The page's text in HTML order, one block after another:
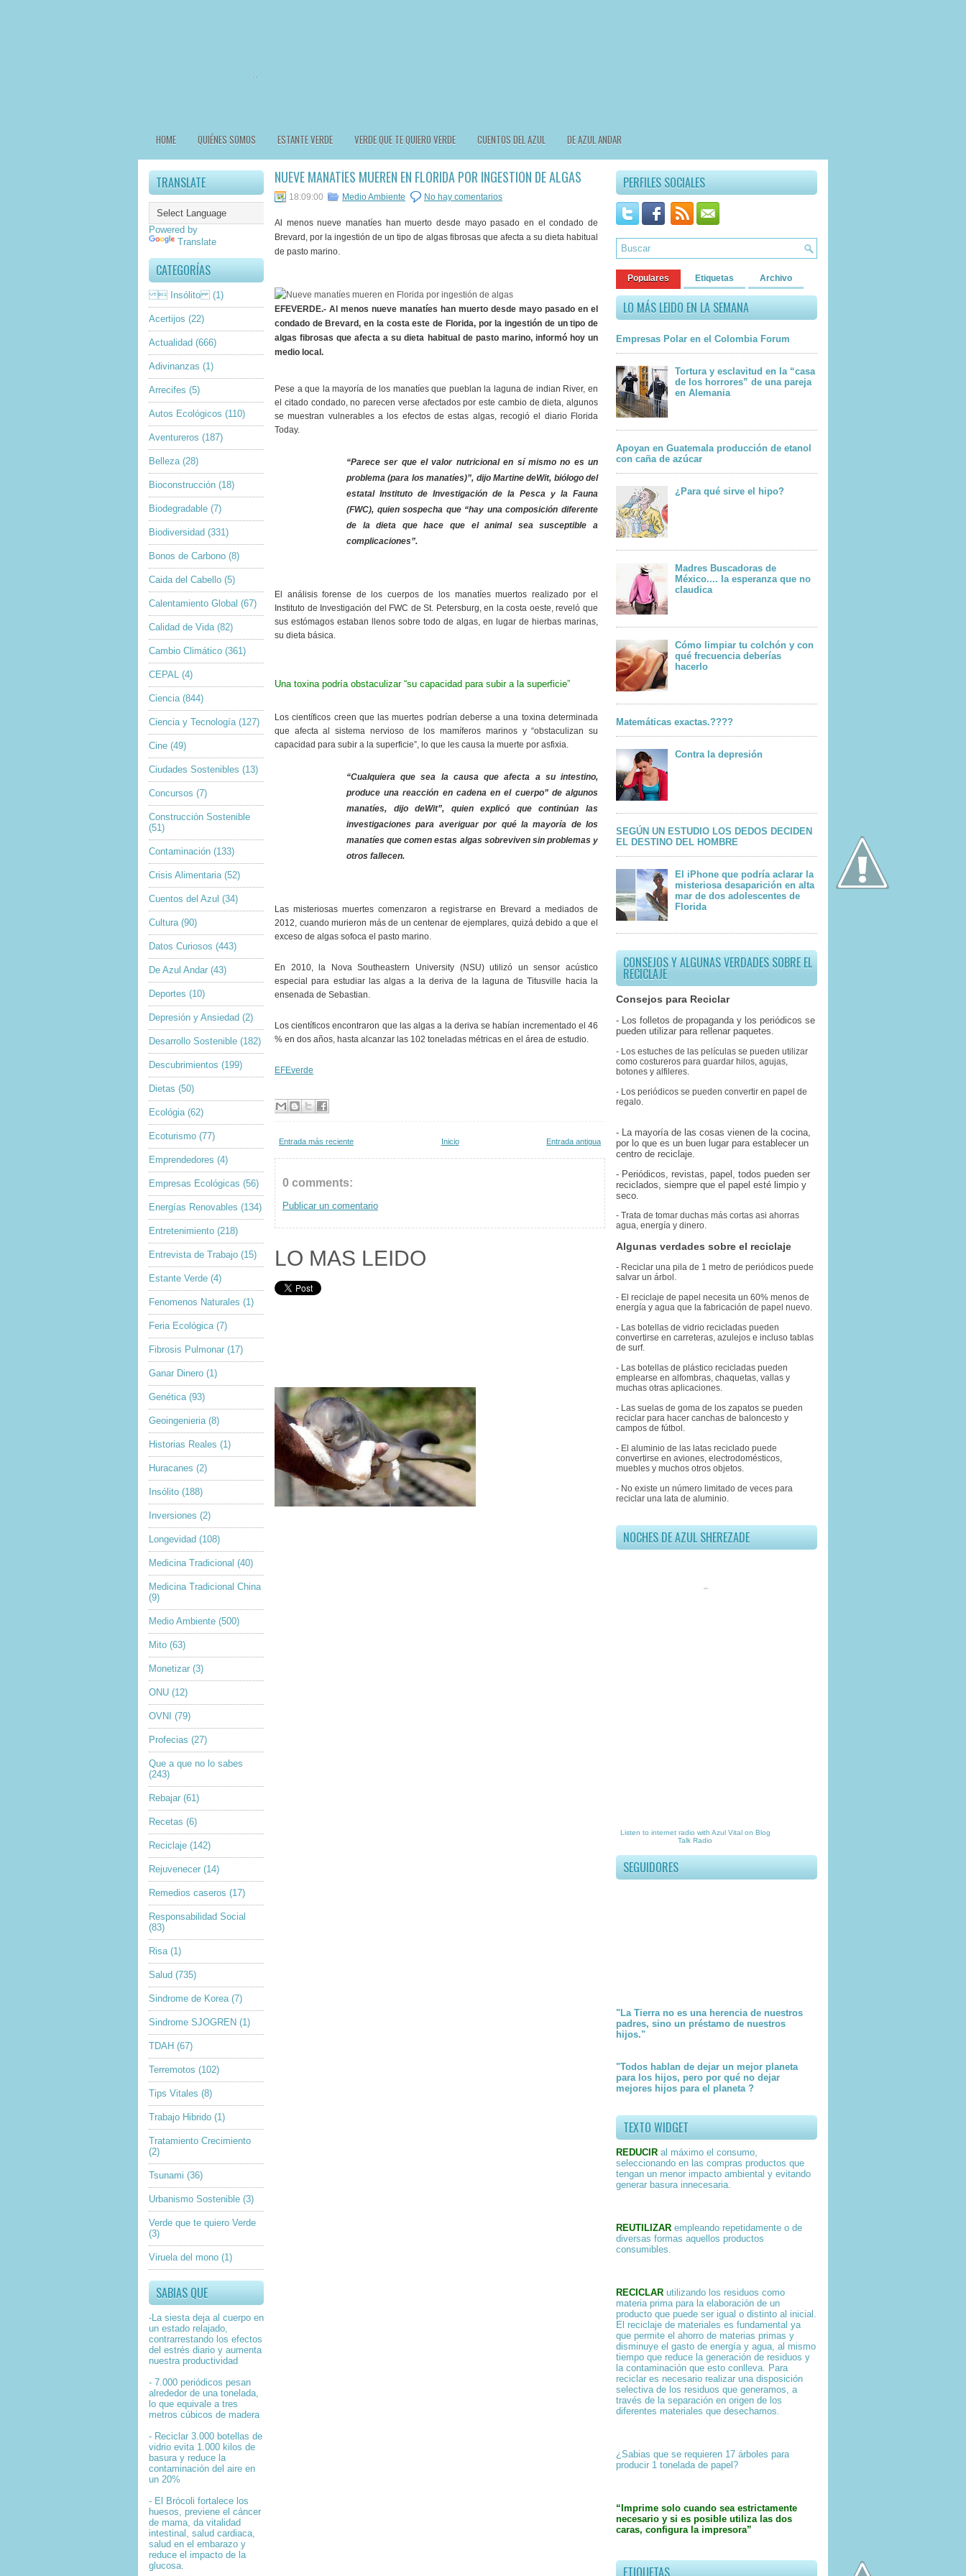
HOME QUIÉNES SOMOS ESTANTE VERDE VERDE QUE TE QUIERO VERDE CUENTOS DEL AZUL DE AZUL ANDAR
TRANSLATE
Powered by
Translate
CATEGORÍAS
 Insólito (1)
Acertijos (22)
Actualidad (666)
Adivinanzas (1)
Arrecifes (5)
Autos Ecológicos (110)
Aventureros (187)
Belleza (28)
Bioconstrucción (18)
Biodegradable (7)
Biodiversidad (331)
Bonos de Carbono (8)
Caida del Cabello (5)
Calentamiento Global (67)
Calidad de Vida (82)
Cambio Climático (361)
CEPAL (4)
Ciencia (844)
Ciencia y Tecnología (127)
Cine (49)
Ciudades Sostenibles (13)
Concursos (7)
Construcción Sostenible
(51)
Contaminación (133)
Crisis Alimentaria (52)
Cuentos del Azul (34)
Cultura (90)
Datos Curiosos (443)
De Azul Andar (43)
Deportes (10)
Depresión y Ansiedad (2)
Desarrollo Sostenible (182)
Descubrimientos (199)
Dietas (50)
Ecológia (62)
Ecoturismo (77)
Emprendedores (4)
Empresas Ecológicas (56)
Energías Renovables (134)
Entretenimiento (218)
Entrevista de Trabajo (15)
Estante Verde (4)
Fenomenos Naturales (1)
Feria Ecológica (7)
Fibrosis Pulmonar (17)
Ganar Dinero (1)
Genética (93)
Geoingenieria (8)
Historias Reales (1)
Huracanes (2)
Insólito (188)
Inversiones (2)
Longevidad (108)
Medicina Tradicional (40)
Medicina Tradicional China
(9)
Medio Ambiente (500)
Mito (63)
Monetizar (3)
ONU (12)
OVNI (79)
Profecias (27)
Que a que no lo sabes
(243)
Rebajar (61)
Recetas (6)
Reciclaje (142)
Rejuvenecer (14)
Remedios caseros (17)
Responsabilidad Social
(83)
Risa (1)
Salud (735)
Sindrome de Korea (7)
Sindrome SJOGREN (1)
TDAH (67)
Terremotos (102)
Tips Vitales (8)
Trabajo Hibrido (1)
Tratamiento Crecimiento
(2)
Tsunami (36)
Urbanismo Sostenible (3)
Verde que te quiero Verde
(3)
Viruela del mono (1)
SABIAS QUE
-La siesta deja al cuerpo en
un estado relajado,
contrarrestando los efectos
del estrés diario y aumenta
nuestra productividad
- 7.000 periódicos pesan
alrededor de una tonelada,
lo que equivale a tres
metros cúbicos de madera
- Reciclar 3.000 botellas de
vidrio evita 1.000 kilos de
basura y reduce la
contaminación del aire en
un 20%
- El Brócoli fortalece los
huesos, previene el cáncer
de mama, da vitalidad
intestinal, salud cardiaca,
salud en el embarazo y
reduce el impacto de la
glucosa.
NUEVE MANATÍES MUEREN EN FLORIDA POR INGESTIÓN DE ALGAS
18:09:00 Medio Ambiente No hay comentarios
Al menos nueve manatíes han muerto desde mayo pasado en el condado de
Brevard, por la ingestión de un tipo de algas fibrosas que afecta a su dieta habitual
de pasto marino.
EFEVERDE.- Al menos nueve manatíes han muerto desde mayo pasado en el
condado de Brevard, en la costa este de Florida, por la ingestión de un tipo de
algas fibrosas que afecta a su dieta habitual de pasto marino, informó hoy un
medio local.
Pese a que la mayoría de los manatíes que pueblan la laguna de indian River, en
el citado condado, no parecen verse afectados por este cambio de dieta, algunos
se muestran vulnerables a los efectos de estas algas, recogió el diario Florida
Today.
“Parece ser que el valor nutricional en sí mismo no es un
problema (para los manatíes)”, dijo Martine deWit, biólogo del
estatal Instituto de Investigación de la Pesca y la Fauna
(FWC), quien sospecha que “hay una composición diferente
de la dieta que hace que el animal sea susceptible a
complicaciones”.
El análisis forense de los cuerpos de los manatíes muertos realizado por el
Instituto de Investigación del FWC de St. Petersburg, en la costa oeste, reveló que
sus estómagos estaban llenos sobre todo de algas, en lugar de hierbas marinas,
su dieta básica.
Una toxina podría obstaculizar “su capacidad para subir a la superficie”
Los científicos creen que las muertes podrían deberse a una toxina determinada
que afecta al sistema nervioso de los mamíferos marinos y “obstaculizan su
capacidad para subir a la superficie”, lo que les causa la muerte por asfixia.
“Cualquiera que sea la causa que afecta a su intestino,
produce una reacción en cadena en el cuerpo” de algunos
manatíes, dijo deWit”, quien explicó que continúan las
investigaciones para averiguar por qué la mayoría de los
manatíes que comen estas algas sobreviven sin problemas y
otros fallecen.
Las misteriosas muertes comenzaron a registrarse en Brevard a mediados de
2012, cuando murieron más de un centenar de ejemplares, quizá debido a que el
exceso de algas sofoca el pasto marino.
En 2010, la Nova Southeastern University (NSU) utilizó un sensor acústico
especial para estudiar las algas a la deriva de la laguna de Titusville hacia la
ensenada de Sebastian.
Los científicos encontraron que las algas a la deriva se habían incrementado el 46
% en dos años, hasta alcanzar las 102 toneladas métricas en el área de estudio.
EFEverde
Entrada más reciente Entrada antigua
Inicio
0 comments:
Publicar un comentario
LO MAS LEIDO
PERFILES SOCIALES
Populares Etiquetas Archivo
LO MÁS LEIDO EN LA SEMANA
Empresas Polar en el Colombia Forum
Tortura y esclavitud en la “casa
de los horrores” de una pareja
en Alemania
Apoyan en Guatemala producción de etanol
con caña de azúcar
¿Para qué sirve el hipo?
Madres Buscadoras de
México.... la esperanza que no
claudica
Cómo limpiar tu colchón y con
qué frecuencia deberías
hacerlo
Matemáticas exactas.????
Contra la depresión
SEGÚN UN ESTUDIO LOS DEDOS DECIDEN
EL DESTINO DEL HOMBRE
El iPhone que podría aclarar la
misteriosa desaparición en alta
mar de dos adolescentes de
Florida
CONSEJOS Y ALGUNAS VERDADES SOBRE EL
RECICLAJE
Consejos para Reciclar
- Los folletos de propaganda y los periódicos se
pueden utilizar para rellenar paquetes.
- Los estuches de las películas se pueden utilizar
como costureros para guardar hilos, agujas,
botones y alfileres.
- Los periódicos se pueden convertir en papel de
regalo.
- La mayoría de las cosas vienen de la cocina,
por lo que es un buen lugar para establecer un
centro de reciclaje.
- Periódicos, revistas, papel, todos pueden ser
reciclados, siempre que el papel esté limpio y
seco.
- Trata de tomar duchas más cortas asi ahorras
agua, energía y dinero.
Algunas verdades sobre el reciclaje
- Reciclar una pila de 1 metro de periódicos puede
salvar un árbol.
- El reciclaje de papel necesita un 60% menos de
energía y agua que la fabricación de papel nuevo.
- Las botellas de vidrio recicladas pueden
convertirse en carreteras, azulejos e incluso tablas
de surf.
- Las botellas de plástico recicladas pueden
emplearse en alfombras, chaquetas, vallas y
muchas otras aplicaciones.
- Las suelas de goma de los zapatos se pueden
reciclar para hacer canchas de baloncesto y
campos de fútbol.
- El aluminio de las latas reciclado puede
convertirse en aviones, electrodomésticos,
muebles y muchos otros objetos.
- No existe un número limitado de veces para
reciclar una lata de aluminio.
NOCHES DE AZUL SHEREZADE
Listen to internet radio with Azul Vitalon Blog
Talk Radio
SEGUIDORES
"La Tierra no es una herencia de nuestros
padres, sino un préstamo de nuestros
hijos."
"Todos hablan de dejar un mejor planeta
para los hijos, pero por qué no dejar
mejores hijos para el planeta ?
TEXTO WIDGET
REDUCIR al máximo el consumo,
seleccionando en las compras productos que
tengan un menor impacto ambiental y evitando
generar basura innecesaria.
REUTILIZAR empleando repetidamente o de
diversas formas aquellos productos
consumibles.
RECICLAR utilizando los residuos como
materia prima para la elaboración de un
producto que puede ser igual o distinto al inicial.
El reciclaje de materiales es fundamental ya
que permite el ahorro de materias primas y
disminuye el gasto de energía y agua, al mismo
tiempo que reduce la generación de residuos y
la contaminación que esto conlleva. Para
reciclar es necesario realizar una disposición
selectiva de los residuos que generamos, a
través de la separación en origen de los
diferentes materiales que desechamos.
¿Sabias que se requieren 17 árboles para
producir 1 tonelada de papel?
“Imprime solo cuando sea estrictamente
necesario y si es posible utiliza las dos
caras, configura la impresora”